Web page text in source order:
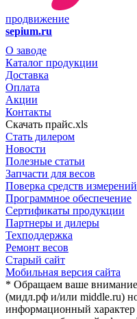
продвижение
sepium.ru
О заводе
Каталог продукции
Доставка
Оплата
Акции
Контакты
Скачать прайс.xls
Стать дилером
Новости
Полезные статьи
Запчасти для весов
Поверка средств измерений
Программное обеспечение
Сертификаты продукции
Партнеры и дилеры
Техподдержка
Ремонт весов
Старый сайт
Мобильная версия сайта
* Обращаем ваше
(мидл.рф и/или middle.ru)
информационный